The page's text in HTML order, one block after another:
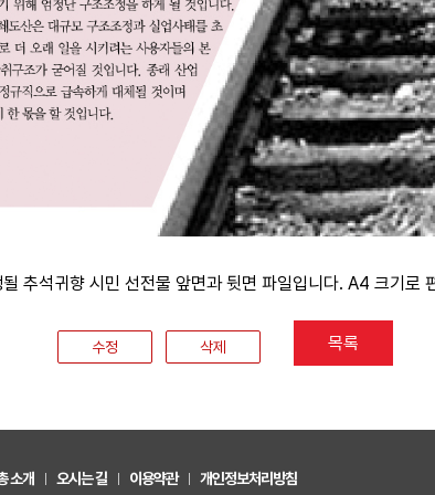
추석귀향 시민 선전물 앞면과 뒷면 파일입니다. A4 크기로
수정 삭제 목록
소개 오시는 길 이용약관 개인정보처리방침